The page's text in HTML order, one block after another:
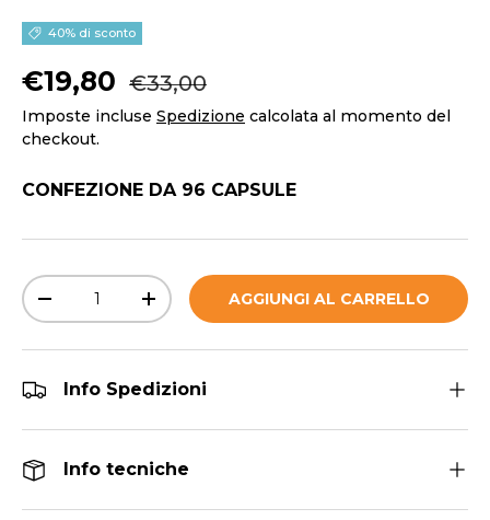
40% di sconto
Prezzo di vendita
€19,80 Prezzo normale
€33,00
Imposte incluse Spedizione calcolata al momento del
checkout.
CONFEZIONE DA 96 CAPSULE
Q.tà
DIMINUIRE LA QUANTITÀAUMENTA LA QUANTITÀ
AGGIUNGI AL CARRELLO
Info Spedizioni
Info tecniche